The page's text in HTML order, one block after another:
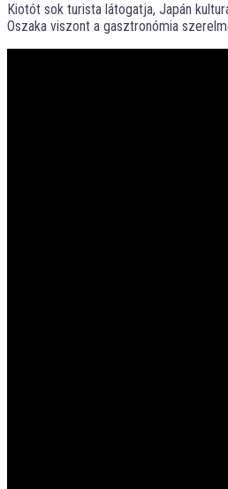
Kiotót sok turista látogatja, Japán
Oszaka viszont a gasztronómia